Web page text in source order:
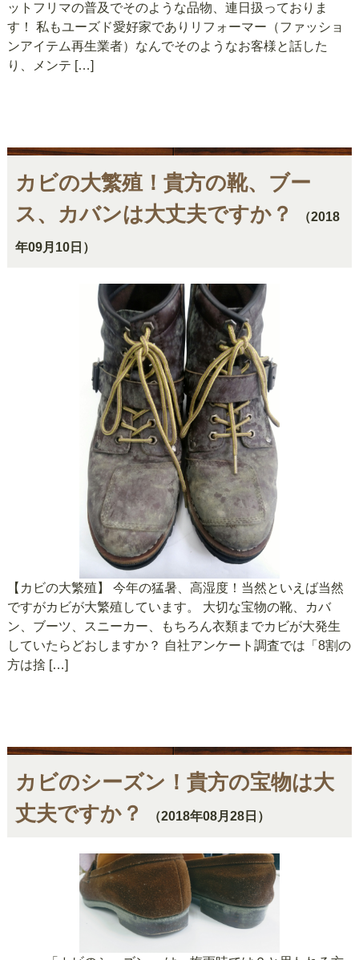
ットフリマの普及でそのような品物、連日扱っておりま
す！ 私もユーズド愛好家でありリフォーマー（ファッショ
ンアイテム再生業者）なんでそのようなお客様と話した
り、メンテ […]
カビの大繁殖！貴方の靴、ブー
ス、カバンは大丈夫ですか？
（2018
年09月10日）
【カビの大繁殖】 今年の猛暑、高湿度！当然といえば当然
ですがカビが大繁殖しています。 大切な宝物の靴、カバ
ン、ブーツ、スニーカー、もちろん衣類までカビが大発生
していたらどおしますか？ 自社アンケート調査では「8割の
方は捨 […]
カビのシーズン！貴方の宝物は大
丈夫ですか？
（2018年08月28日）